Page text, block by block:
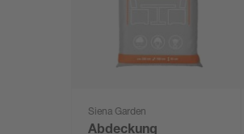
Siena Garden
Abdeckung